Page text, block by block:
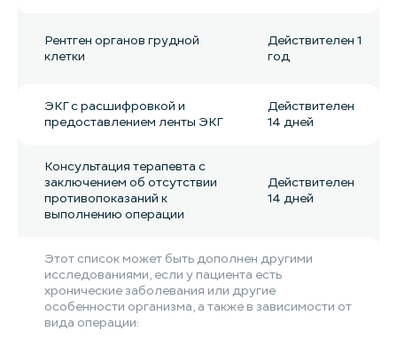
Рентген органов грудной
клетки
Действителен 1
год
ЭКГ с расшифровкой и
предоставлением ленты ЭКГ
Действителен
14 дней
Консультация терапевта с
заключением об отсутствии
противопоказаний к
выполнению операции
Действителен
14 дней
Этот список может быть дополнен другими
исследованиями, если у пациента есть
хронические заболевания или другие
особенности организма, а также в зависимости от
вида операции: